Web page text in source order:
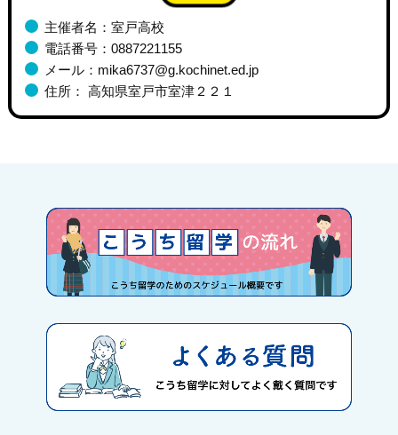
主催者名：室戸高校
電話番号：0887221155
メール：mika6737@g.kochinet.ed.jp
住所： 高知県室戸市室津２２１